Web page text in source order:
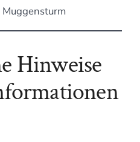
Hinweise